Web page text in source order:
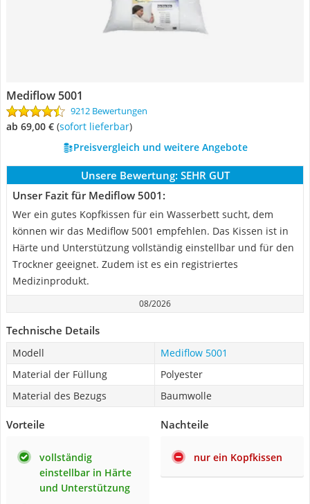
Mediflow 5001
9212 Bewertungen
ab 69,00 € ( Sofort lieferbar)
Preisvergleich und weitere Angebote
Unsere Bewertung: SEHR GUT
Unser Fazit für Mediflow 5001:
Wer ein gutes Kopfkissen für ein Wasserbett sucht, dem
können wir das Mediflow 5001 empfehlen. Das Kissen ist in
Härte und Unterstützung vollständig einstellbar und für den
Trockner geeignet. Zudem ist es ein registriertes
Medizinprodukt.
08/2026
Technische Details
Modell
Mediflow 5001
Material der Füllung
Polyester
Material des Bezugs
Baumwolle
Vorteile
vollständig
einstellbar in Härte
und Unterstützung
Nachteile
nur ein Kopfkissen